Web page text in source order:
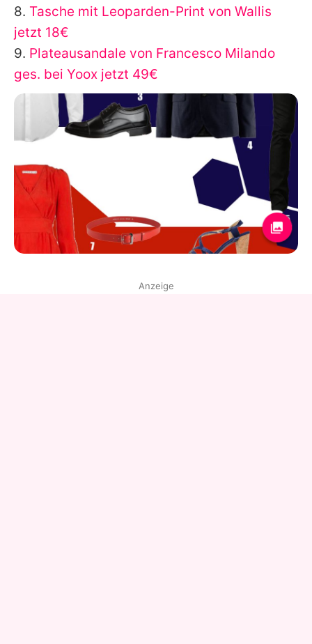
8. Tasche mit Leoparden-Print von Wallis
jetzt 18€
9. Plateausandale von Francesco Milando
ges. bei Yoox jetzt 49€
Anzeige